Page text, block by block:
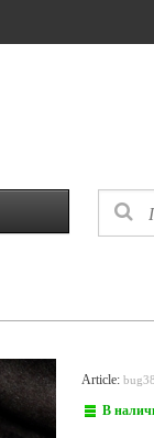
Article:
В